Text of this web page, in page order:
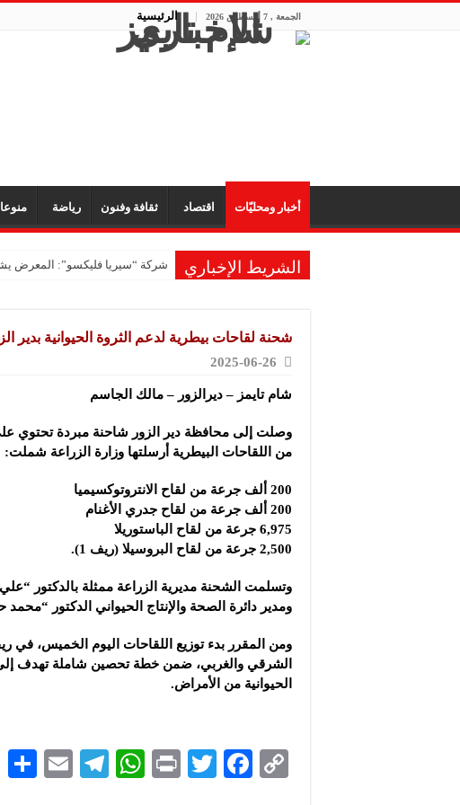
الجمعة , 7 أغسطس 2026 الرئيسية
أخبار ومحليّات اقتصاد ثقافة وفنون رياضة
الشريط الإخباري شركة “سيريا فليكسو”: المعرض
نائب وزير الاقتصاد والصناعة يطلع
الشركة المتخصصة للصناعات
شحنة لقاحات بيطرية لدعم الثروة الحيوانية بدير
2025-06-26
شام تايمز – ديرالزور – مالك الجاسم
وصلت إلى محافظة دير الزور شاحنة مبردة تحتوي
من اللقاحات البيطرية أرسلتها وزارة الزراعة شملت:
200 ألف جرعة من لقاح الانتروتوكسيميا
200 ألف جرعة من لقاح جدري الأغنام
6,975 جرعة من لقاح الباستوريلا
2,500 جرعة من لقاح البروسيلا (ريف 1).
وتسلمت الشحنة مديرية الزراعة ممثلة بالدكتور
ومدير دائرة الصحة والإنتاج الحيواني الدكتور “محمد
ومن المقرر بدء توزيع اللقاحات اليوم الخميس، في
الشرقي والغربي، ضمن خطة تحصين شاملة تهدف إلى
الحيوانية من الأمراض.
C
F
T
P
W
Te
E